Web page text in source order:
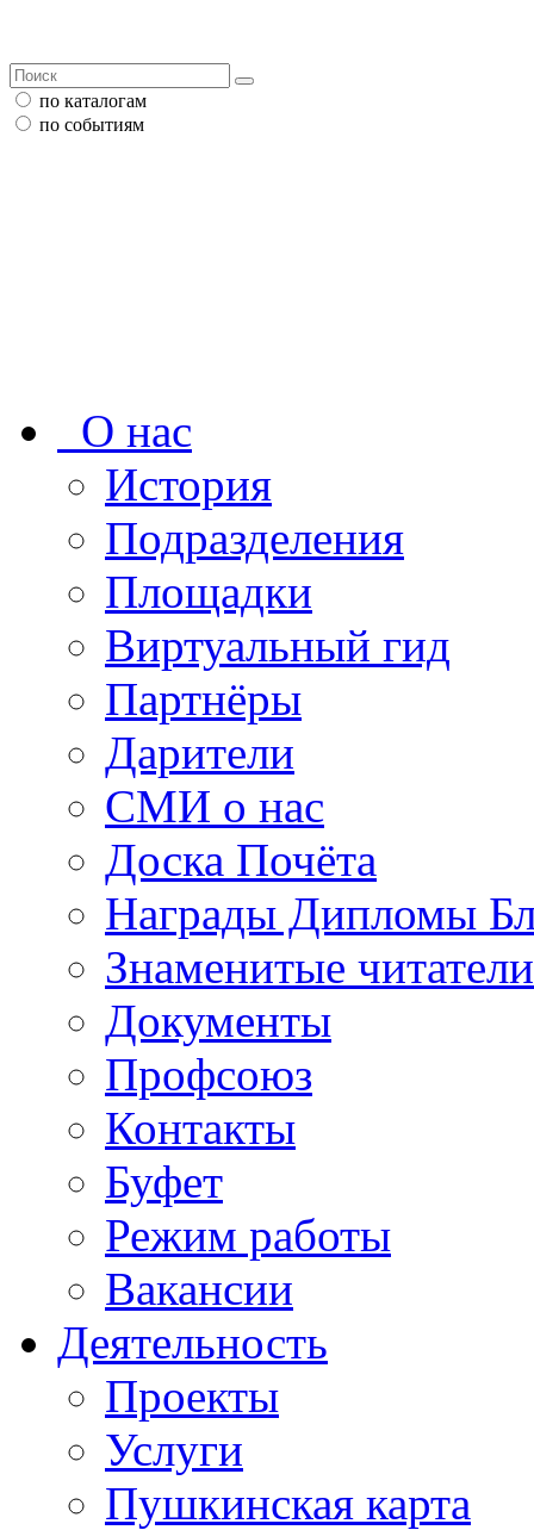
по каталогам
по событиям
О нас
История
Подразделения
Площадки
Виртуальный гид
Партнёры
Дарители
СМИ о нас
Доска Почёта
Награды Дипломы
Знаменитые
Документы
Профсоюз
Контакты
Буфет
Режим работы
Вакансии
Деятельность
Проекты
Услуги
Пушкинская карта